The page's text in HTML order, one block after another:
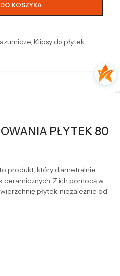
KOSZYKA
, Klipsy do płytek,
PŁYTEK 80
produkt, który diametralnie
ceramicznych. Z ich pomocą w
płytek, niezależnie od